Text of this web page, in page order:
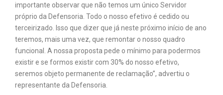
importante observar que não temos um único Servidor
próprio da Defensoria. Todo o nosso efetivo é cedido ou
terceirizado. Isso que dizer que já neste próximo início de ano
teremos, mais uma vez, que remontar o nosso quadro
funcional. A nossa proposta pede o mínimo para podermos
existir e se formos existir com 30% do nosso efetivo,
seremos objeto permanente de reclamação”, advertiu o
representante da Defensoria.